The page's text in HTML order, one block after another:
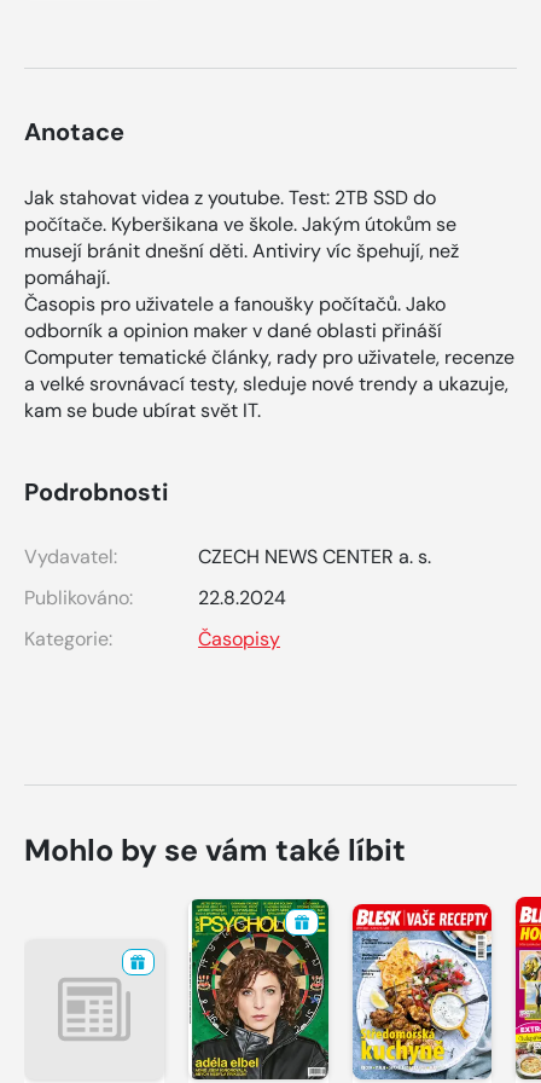
Anotace
Jak stahovat videa z youtube. Test: 2TB SSD do
počítače. Kyberšikana ve škole. Jakým útokům se
musejí bránit dnešní děti. Antiviry víc špehují, než
pomáhají.
Časopis pro uživatele a fanoušky počítačů. Jako
odborník a opinion maker v dané oblasti přináší
Computer tematické články, rady pro uživatele, recenze
a velké srovnávací testy, sleduje nové trendy a ukazuje,
kam se bude ubírat svět IT.
Podrobnosti
Vydavatel:
CZECH NEWS CENTER a. s.
Publikováno:
22.8.2024
Kategorie:
Časopisy
Mohlo by se vám také líbit